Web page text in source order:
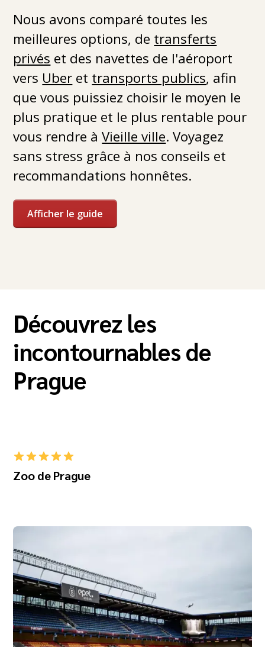
Nous avons comparé toutes les
meilleures options, de transferts
privés et des navettes de l'aéroport
vers Uber et transports publics, afin
que vous puissiez choisir le moyen le
plus pratique et le plus rentable pour
vous rendre àVieille ville. Voyagez
sans stress grâce à nos conseils et
recommandations honnêtes.
Afficher le guide
Découvrez les
incontournables de
Prague
Zoo de Prague